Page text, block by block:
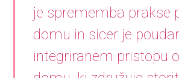
je sprememba prakse
domu in sicer je
integriranem pristopu